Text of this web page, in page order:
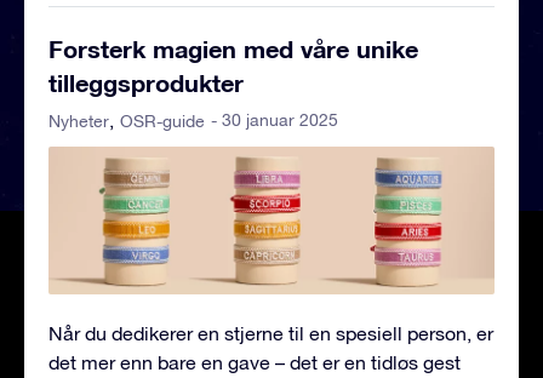
Forsterk magien med våre unike
tilleggsprodukter
Nyheter OSR-guide - 30 januar 2025
Når du dedikerer en stjerne til en spesiell person, er
det mer enn bare en gave – det er en tidløs gest